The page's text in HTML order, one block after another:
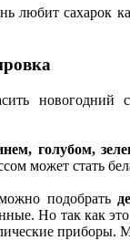
любит сахарок
голубом,
может стать
подобрать
Но так как
приборы.